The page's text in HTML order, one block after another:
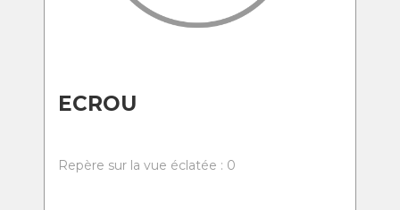
ECROU
Repère sur la vue éclatée : 0